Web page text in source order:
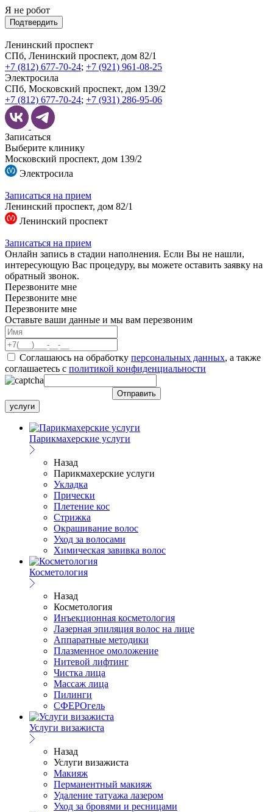
Я не робот
Подтвердить
Ленинский проспект
СПб, Ленинский проспект, дом 82/1
+7 (812) 677-70-24; +7 (921) 961-08-25
Электросила
СПб, Московский проспект, дом 139/2
+7 (812) 677-70-24; +7 (931) 286-95-06
Записаться
Выберите клинику
Московский проспект, дом 139/2
Электросила
Записаться на прием
Ленинский проспект, дом 82/1
Ленинский проспект
Записаться на прием
Онлайн запись в стадии наполнения. Если Вы не нашли,
интересующую Вас процедуру, вы можете оставить заявку на
обратный звонок.
Перезвоните мне
Перезвоните мне
Перезвоните мне
Оставьте ваши данные и мы вам перезвоним
Соглашаюсь на обработку персональных данных, а также
соглашаетесь c политикой конфиденциальности
услуги
Парикмахерские услуги
Назад
Парикмахерские услуги
Укладка
Прически
Плетение кос
Стрижка
Окрашивание волос
Уход за волосами
Химическая завивка волос
Косметология
Назад
Косметология
Инъекционная косметология
Лазерная эпиляция волос на лице
Аппаратные методики
Плазменное омоложение
Нитевой лифтинг
Чистка лица
Массаж лица
Пилинги
СФЕРОгель
Услуги визажиста
Назад
Услуги визажиста
Макияж
Перманентный макияж
Удаление татуажа лазером
Уход за бровями и ресницами